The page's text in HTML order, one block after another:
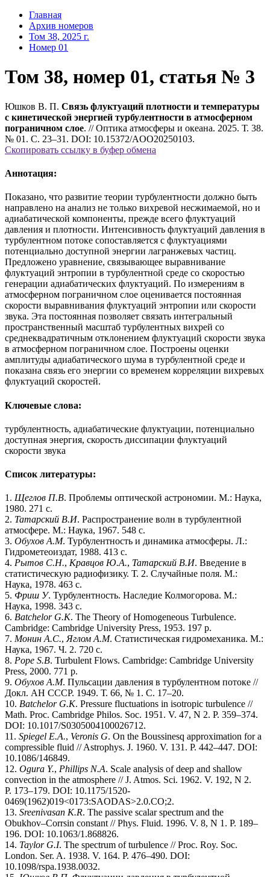
Главная
Архив номеров
Том 38, 2025 г.
Номер 01
Том 38, номер 01, статья № 3
Юшков В. П. Связь флуктуаций плотности и температуры
с кинетической энергией турбулентности в атмосферном
пограничном слое. // Оптика атмосферы и океана. 2025. Т. 38.
№ 01. С. 23–31. DOI: 10.15372/AOO20250103.
Скопировать ссылку в буфер обмена
Аннотация:
Показано, что развитие теории турбулентности должно быть
направлено на анализ не только вихревой несжимаемой, но и
адиабатической компоненты, прежде всего флуктуаций
давления и плотности. Интенсивность флуктуаций давления в
турбулентном потоке сопоставляется с флуктуациями
потенциально доступной энергии лагранжевых частиц.
Предложено уравнение, связывающее выравнивание
флуктуаций энтропии в турбулентной среде со скоростью
генерации адиабатических флуктуаций. По измерениям в
атмосферном пограничном слое оценивается постоянная
скорости выравнивания флуктуаций энтропии или скорости
звука. Эта постоянная позволяет связать интегральный
пространственный масштаб турбулентных вихрей со
среднеквадратичным отклонением флуктуаций скорости звука
в атмосферном пограничном слое. Построены оценки
амплитуды адиабатического шума в турбулентной среде и
показана связь его энергии со временем корреляции вихревых
флуктуаций скоростей.
Ключевые слова:
турбулентность, адиабатические флуктуации, потенциально
доступная энергия, скорость диссипации флуктуаций
скорости звука
Список литературы:
1. Щеглов П.В. Проблемы оптической астрономии. М.: Наука,
1980. 271 с.
2. Татарский В.И. Распространение волн в турбулентной
атмосфере. М.: Наука, 1967. 548 с.
3. Обухов А.М. Турбулентность и динамика атмосферы. Л.:
Гидрометеоиздат, 1988. 413 с.
4. Рытов С.Н., Кравцов Ю.А., Татарский В.И. Введение в
статистическую радиофизику. Т. 2. Случайные поля. М.:
Наука, 1978. 463 с.
5. Фриш У. Турбулентность. Наследие Колмогорова. М.:
Наука, 1998. 343 с.
6. Batchelor G.K. The Theory of Homogeneous Turbulence.
Cambridge: Cambridge University Press, 1953. 197 р.
7. Монин А.С., Яглом А.М. Статистическая гидромеханика. М.:
Наука, 1967. Ч. 2. 720 с.
8. Pope S.B. Turbulent Flows. Cambridge: Cambridge University
Press, 2000. 771 p.
9. Обухов А.М. Пульсации давления в турбулентном потоке //
Докл. АН СССР. 1949. Т. 66, № 1. С. 17–20.
10. Batchelor G.K. Pressure fluctuations in isotropic turbulence //
Math. Proc. Cambridge Philos. Soc. 1951. V. 47, N 2. P. 359–374.
DOI: 10.1017/S0305004100026712.
11. Spiegel E.A., Veronis G. On the Boussinesq approximation for a
compressible fluid // Astrophys. J. 1960. V. 131. P. 442–447. DOI:
10.1086/146849.
12. Ogura Y., Phillips N.A. Scale analysis of deep and shallow
convection in the atmosphere // J. Atmos. Sci. 1962. V. 192, N 2.
P. 173–179. DOI: 10.1175/1520-
0469(1962)019<0173:SAODAS>2.0.CO;2.
13. Sreenivasan K.R. The passive scalar spectrum and the
Obukhov–Corrsin constant // Phys. Fluid. 1996. V. 8, N 1. P. 189–
196. DOI: 10.1063/1.868826.
14. Taylor G.I. The spectrum of turbulence // Proc. Roy. Soc.
London. Ser. A. 1938. V. 164. P. 476–490. DOI:
10.1098/rspa.1938.0032.